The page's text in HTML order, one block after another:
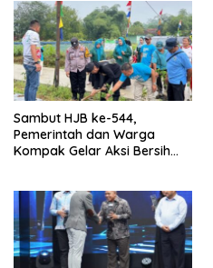
LEBONG
Sambut HJB ke-544,
Pemerintah dan Warga
Kompak Gelar Aksi Bersih